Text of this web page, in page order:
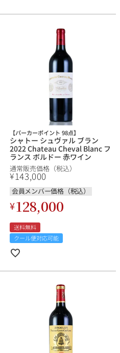
【パーカーポイント 98点】
シャトー シュヴァル ブラン
2022 Chateau Cheval Blanc フ
ランス ボルドー 赤ワイン
通常販売価格（税込）
¥143,000
会員メンバー価格（税込）
¥128,000
送料無料
クール便対応可能